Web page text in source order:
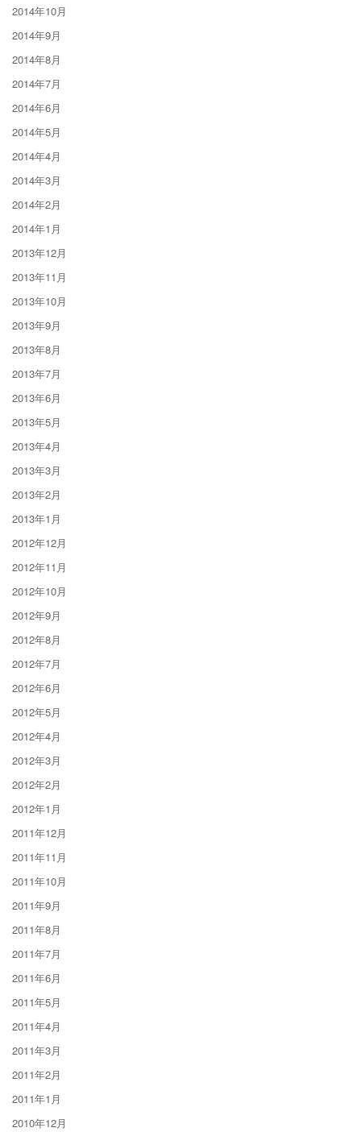
2014年10月
2014年9月
2014年8月
2014年7月
2014年6月
2014年5月
2014年4月
2014年3月
2014年2月
2014年1月
2013年12月
2013年11月
2013年10月
2013年9月
2013年8月
2013年7月
2013年6月
2013年5月
2013年4月
2013年3月
2013年2月
2013年1月
2012年12月
2012年11月
2012年10月
2012年9月
2012年8月
2012年7月
2012年6月
2012年5月
2012年4月
2012年3月
2012年2月
2012年1月
2011年12月
2011年11月
2011年10月
2011年9月
2011年8月
2011年7月
2011年6月
2011年5月
2011年4月
2011年3月
2011年2月
2011年1月
2010年12月